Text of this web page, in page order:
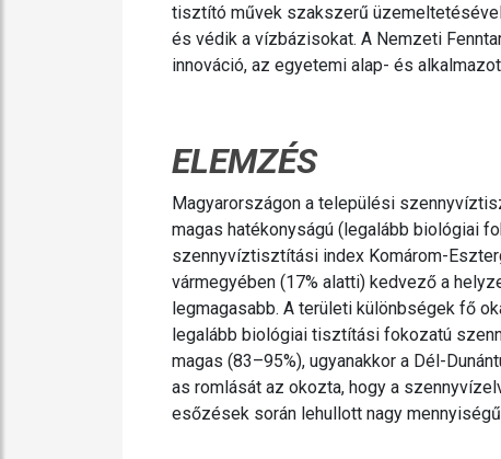
tisztító művek szakszerű
és védik a vízbázisokat. A Nemzeti
innováció, az egyetemi alap- és
ELEMZÉS
Magyarországon a települési
magas hatékonyságú (legalább biológiai
szennyvíztisztítási index Komárom-
vármegyében (17% alatti) kedvező a
legmagasabb. A területi különbségek fő
legalább biológiai tisztítási fokozatú
magas (83–95%), ugyanakkor a Dél-
as romlását az okozta, hogy a
esőzések során lehullott nagy